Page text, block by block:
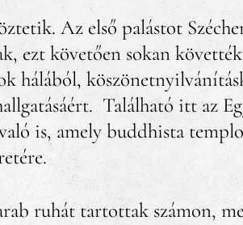
Az első palástot
ezt követően sokan
hálából,
Található itt az
is, amely buddhista
ruhát tartottak számon,